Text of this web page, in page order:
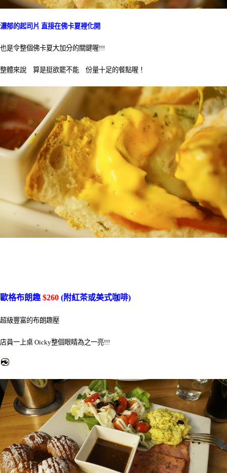
濃郁的起司片 直接在佛卡夏裡化開
也是令整個佛卡夏大加分的關鍵喔!!!
整體來說 算是挺欲罷不能 份量十足的餐點喔！
歐格布朗趣 $260 (附紅茶或美式咖啡)
超級豐富的布朗趣壓
店員一上桌 Oicky整個眼睛為之一亮!!!